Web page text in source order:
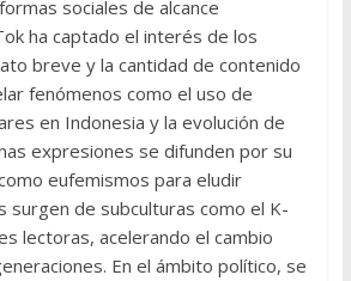
sociales de alcance
ha captado el interés de los
breve y la cantidad de contenido
fenómenos como el uso de
en Indonesia y la evolución de
expresiones se difunden por su
eufemismos para eludir
surgen de subculturas como el K-
lectoras, acelerando el cambio
En el ámbito político, se